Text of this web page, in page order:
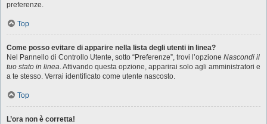
preferenze.
Top
Come posso evitare di apparire nella lista degli utenti in linea?
Nel Pannello di Controllo Utente, sotto “Preferenze”, trovi l’opzione Nascondi il
tuo stato in linea. Attivando questa opzione, apparirai solo agli amministratori e
a te stesso. Verrai identificato come utente nascosto.
Top
L’ora non è corretta!